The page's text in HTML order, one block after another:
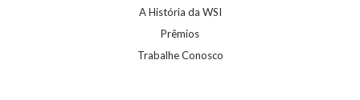
A História da WSI
Prêmios
Trabalhe Conosco